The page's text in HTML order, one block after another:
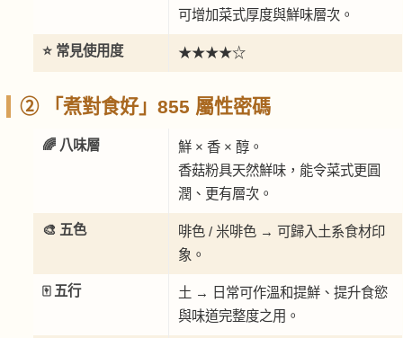
可增加菜式厚度與鮮味層次。
⭐ 常見使用度 ★★★★☆
② 「煮對食好」855 屬性密碼
🌈 八味層
鮮 × 香 × 醇。
香菇粉具天然鮮味，能令菜式更圓
潤、更有層次。
🎨 五色
啡色 / 米啡色 → 可歸入土系食材印
象。
🀄 五行
土 → 日常可作溫和提鮮、提升食慾
與味道完整度之用。